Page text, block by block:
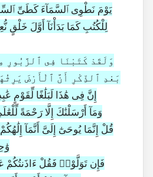
لِلْكُتُبِ كَمَا بَدَأْنَآ أَوَّلَ خَلْقٍ
بَعْدِ ٱلذِّكْرِ أَنَّ ٱلْأَرْضَ
2587|21|106|إِنَّ فِى هَٰذَا لَبَلَٰغًا لِّقَوْمٍ
2588|21|107|وَمَآ أَرْسَلْنَٰكَ إِلَّا رَحْمَةً